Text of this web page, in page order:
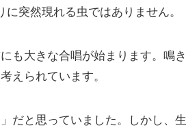
突然現れる虫ではありません。
も大きな合唱が始まります。鳴き
えられています。
だと思っていました。しかし、生